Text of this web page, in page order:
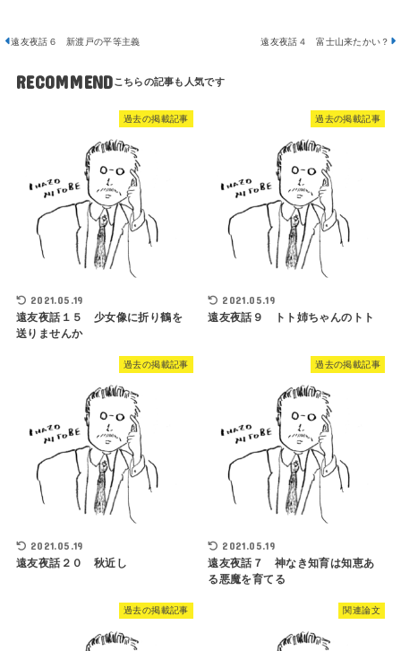
遠友夜話６ 新渡戸の平等主義 遠友夜話４ 富士山来たかい？
RECOMMEND
過去の掲載記事
2021.05.19
遠友夜話１５ 少女像に折り鶴を
送りませんか
過去の掲載記事
2021.05.19
遠友夜話９ トト姉ちゃんのトト
過去の掲載記事
2021.05.19
遠友夜話２０ 秋近し
過去の掲載記事
2021.05.19
遠友夜話７ 神なき知育は知恵あ
る悪魔を育てる
過去の掲載記事 関連論文